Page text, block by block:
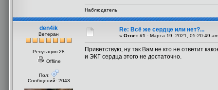
Наблюдатель
den4ik
Ветеран
Репутация 28
Offline
Пол:
Сообщений: 2043
Re: Всё же сердце или нет?...
« Ответ #1 : Марта 19, 2021, 05:20:49
Приветствую, ну так Вам не кто не ответит
и ЭКГ сердца этого не достаточно.